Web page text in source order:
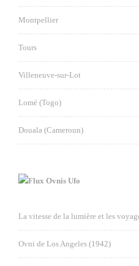
Montpellier
Tours
Villeneuve-sur-Lot
Lomé (Togo)
Douala (Cameroun)
Ovnis Ufo
La vitesse de la lumière et les
Ovni de Los Angeles (1942)